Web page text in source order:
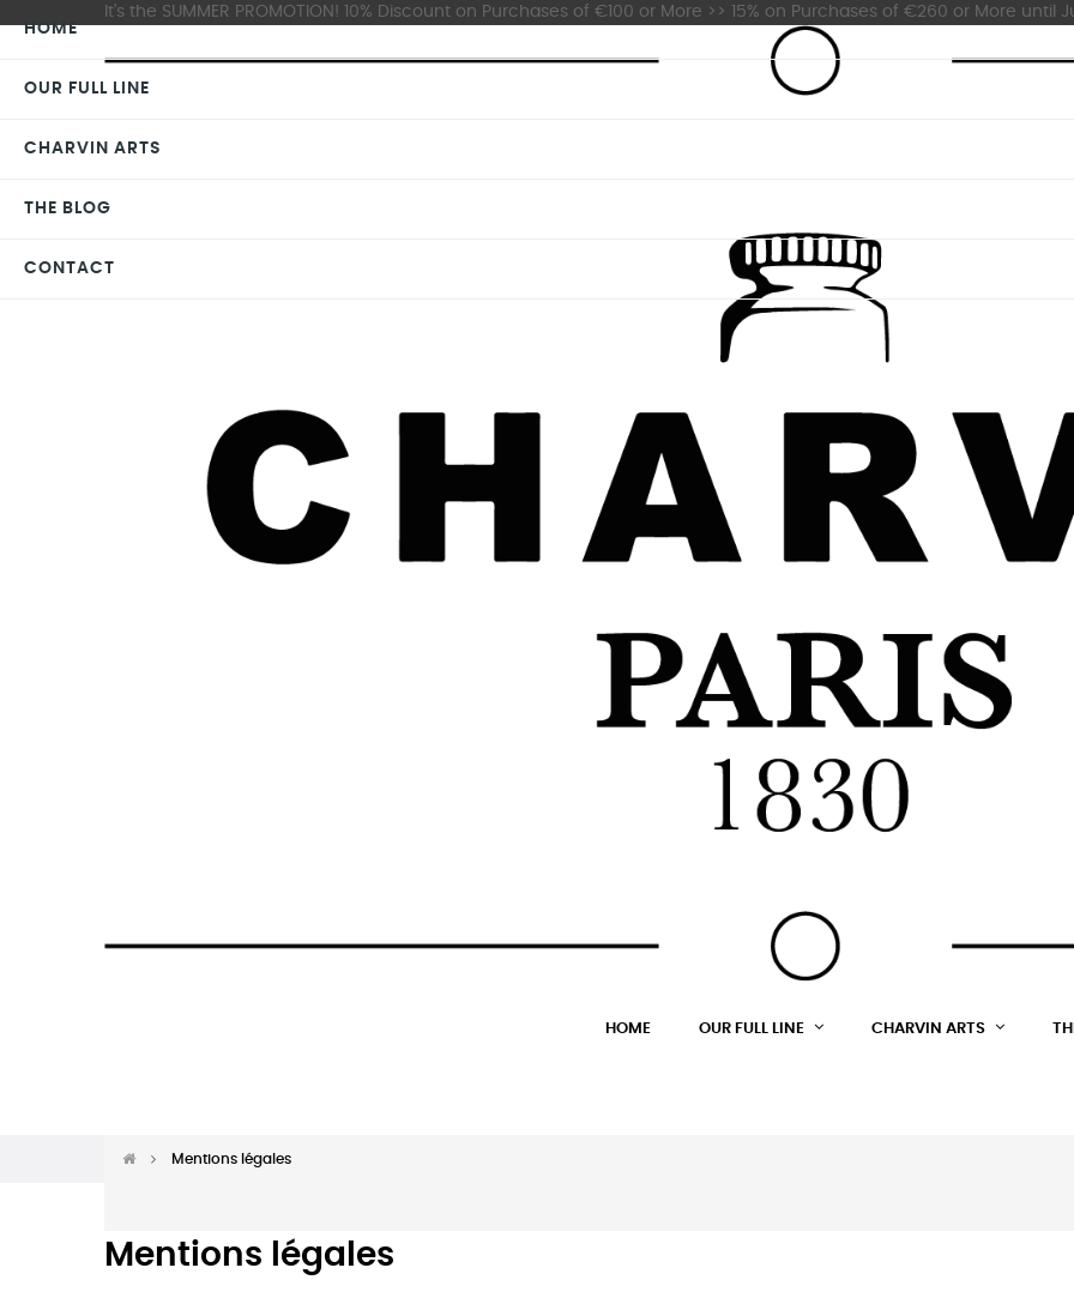
It's the SUMMER PROMOTION! 10% Discount on Purchases of €100 or More >> 15% on Purchases of €260 or More until
HOME OUR FULL LINE CHARVIN ARTS
Mentions légales
Mentions légales
HOME
OUR FULL LINE
CHARVIN ARTS
THE BLOG
CONTACT